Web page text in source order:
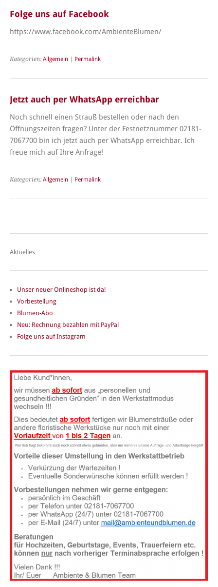
Folge uns auf Facebook
https://www.facebook.com/AmbienteBlumen/
Kategorien: Allgemein | Permalink
Jetzt auch per WhatsApp erreichbar
Noch schnell einen Strauß bestellen oder nach den
Öffnungszeiten fragen? Unter der Festnetznummer 02181-
7067700 bin ich jetzt auch per WhatsApp erreichbar. Ich
freue mich auf Ihre Anfrage!
Kategorien: Allgemein | Permalink
Aktuelles
Unser neuer Onlineshop ist da!
Vorbestellung
Blumen-Abo
Neu: Rechnung bezahlen mit PayPal
Folge uns auf Instagram